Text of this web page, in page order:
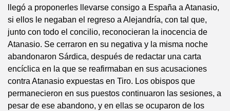
llegó a proponerles llevarse consigo a España a Atanasio,
si ellos le negaban el regreso a Alejandría, con tal que,
junto con todo el concilio, reconocieran la inocencia de
Atanasio. Se cerraron en su negativa y la misma noche
abandonaron Sárdica, después de redactar una carta
encíclica en la que se reafirmaban en sus acusaciones
contra Atanasio expuestas en Tiro. Los obispos que
permanecieron en sus puestos continuaron las sesiones, a
pesar de ese abandono, y en ellas se ocuparon de los